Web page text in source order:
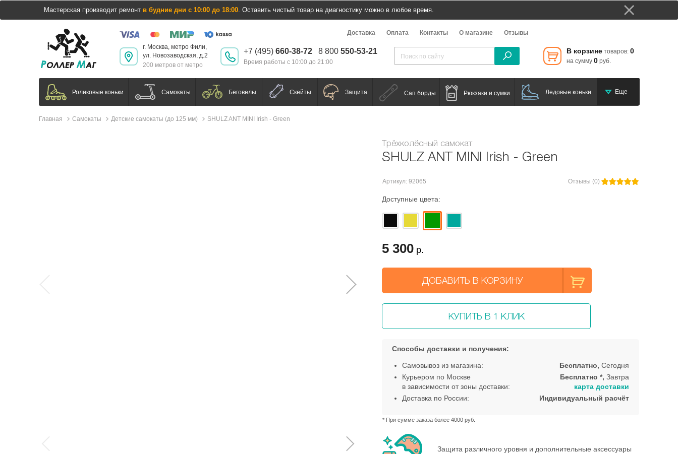
Мастерская производит ремонт в будние дни с 10:00 до 18:00. Оставить чистый товар на диагностику можно в любое время.
Доставка Оплата Контакты О магазине Отзывы
В корзине товаров: 0
на сумму 0 руб.
г. Москва, метро Фили,
ул. Новозаводская, д.2
200 метров от метро
+7 (495) 660-38-72 8 800 550-53-21
Время работы с 10:00 до 21:00
Роликовые коньки Самокаты Беговелы Скейты Защита Сап борды Рюкзаки и сумки Ледовые коньки Еще
Главная Самокаты Детские самокаты (до 125 мм) SHULZ ANT MINI Irish - Green
Трёхколёсный самокат
SHULZ ANT MINI Irish - Green
Артикул: 92065 Отзывы (0)
Доступные цвета:
5 300 р.
ДОБАВИТЬ В КОРЗИНУ
КУПИТЬ В 1 КЛИК
Способы доставки и получения:
Самовывоз из магазина: Бесплатно, Сегодня
Курьером по Москве
в зависимости от зоны доставки:
Бесплатно *, Завтра
* При сумме заказа более 4000 руб.
карта доставки
Доставка по России:
Индивидуальный расчёт
Защита различного уровня и дополнительные аксессуары